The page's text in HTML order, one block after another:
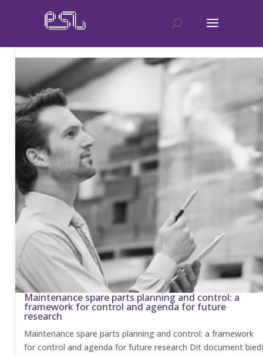
Maintenance spare parts planning and control: a
framework for control and agenda for future
research
Maintenance spare parts planning and control: a framework
for control and agenda for future research Dit document